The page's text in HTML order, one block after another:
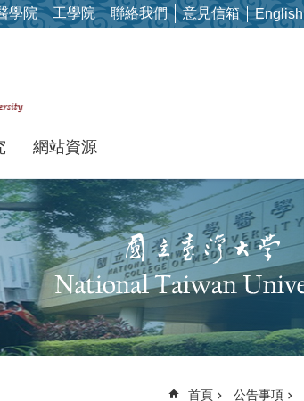
學院 工學院 聯絡我們 意見信箱 English
網站資源
首頁 公告事項